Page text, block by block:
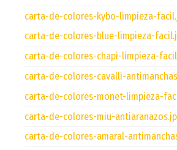
carta-de-colores-kybo-limpieza-
carta-de-colores-blue-limpieza-
carta-de-colores-chapi-limpieza-
carta-de-colores-cavalli-
carta-de-colores-monet-limpieza-
carta-de-colores-miu-
carta-de-colores-amaral-